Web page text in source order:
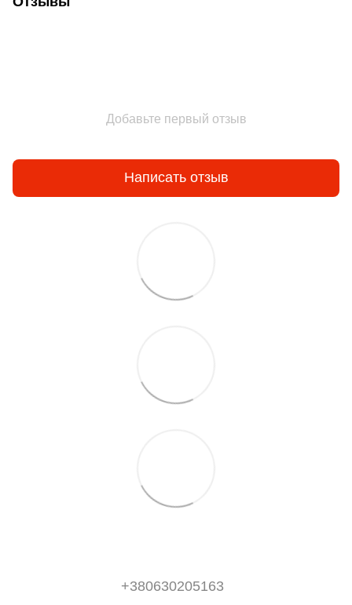
Добавьте первый отзыв
Написать отзыв
+380630205163